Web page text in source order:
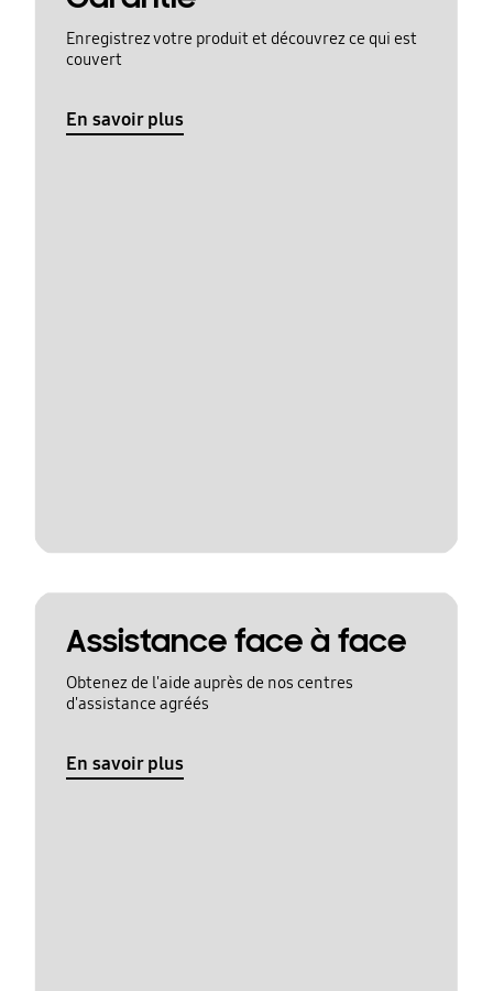
Enregistrez votre produit et découvrez ce qui est
couvert
En savoir plus
Assistance face à face
Obtenez de l'aide auprès de nos centres
d'assistance agréés
En savoir plus